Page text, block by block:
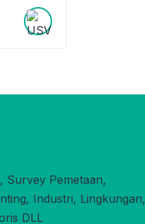
Survey Pemetaan,
Industri, Lingkungan,
DLL